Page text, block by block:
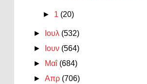
► 1 (20)
► Ιουλ (532)
►
Ιουν (564)
►
Μαΐ (684)
►Απρ (706)